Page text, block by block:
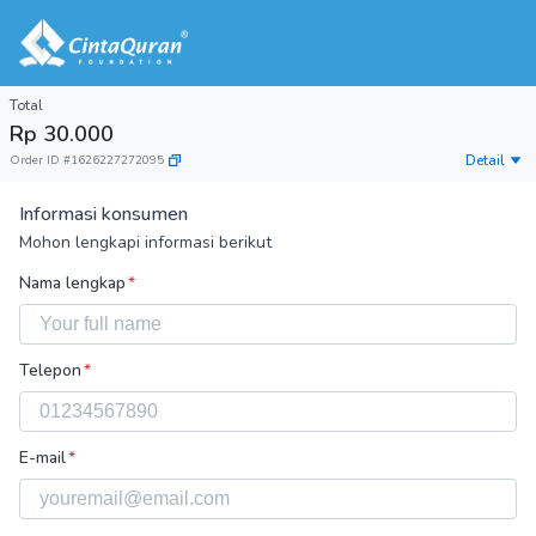
Total
Rp 30.000
Order ID #1626227272095 Detail
Informasi konsumen
Mohon lengkapi informasi berikut
Nama lengkap*
Telepon*
E-mail*